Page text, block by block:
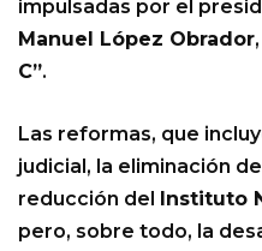
impulsadas por el
Manuel López Obrador
C”.
Las reformas, que
judicial, la eliminación
reducción del Instituto
pero, sobre todo, la